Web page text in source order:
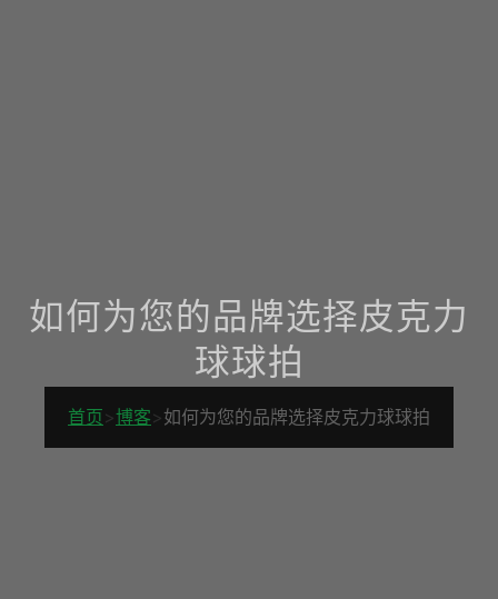
如何为您的品牌选择皮克力
球球拍
首页>博客>如何为您的品牌选择皮克力球球拍